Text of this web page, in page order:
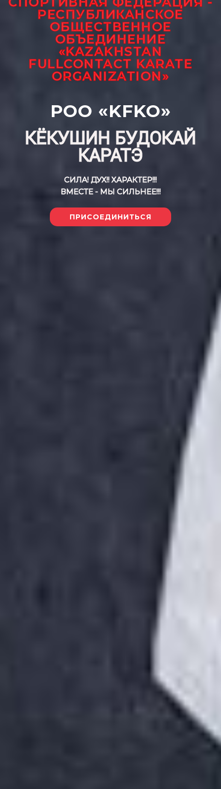
РЕСПУБЛИКАНСКОЕ
ОБЩЕСТВЕННОЕ
ОБЪЕДИНЕНИЕ
«KAZAKHSTAN
FULLCONTACT KARATE
ORGANIZATION»
РОО «KFKO»
КЁКУШИН БУДОКАЙ
КАРАТЭ
СИЛА! ДУХ!! ХАРАКТЕР!!!
ВМЕСТЕ - МЫ СИЛЬНЕЕ!!!
ПРИСОЕДИНИТЬСЯ